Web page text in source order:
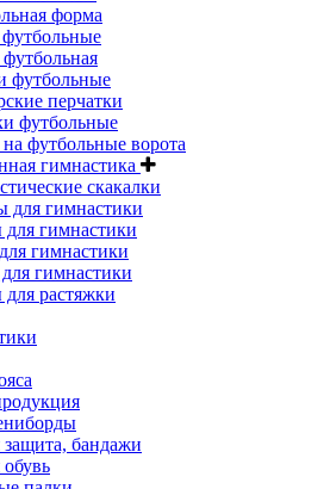
форма
футбольные
перчатки
футбольные
футбольные ворота
гимнастика
скакалки
для гимнастики
гимнастики
гимнастики
гимнастики
растяжки
бандажи